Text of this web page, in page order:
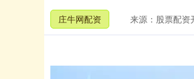
庄牛网配资 来源：股票配资